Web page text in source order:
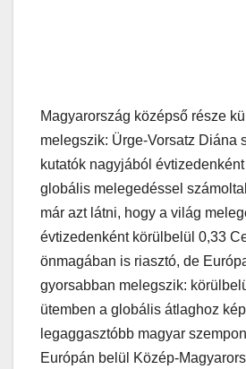
Magyarország középső része
melegszik: Ürge-Vorsatz Diána
kutatók nagyjából
globális melegedéssel
már azt látni, hogy a világ
évtizedenként körülbelül 0,33
önmagában is riasztó, de
gyorsabban melegszik:
ütemben a globális átlaghoz
legaggasztóbb magyar
Európán belül Közép-